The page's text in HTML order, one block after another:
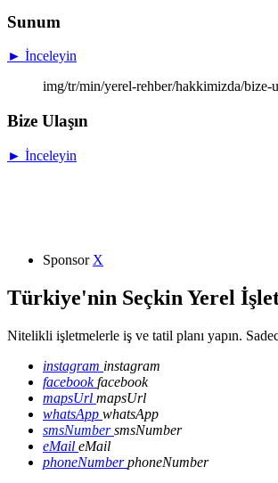
Sunum
► İnceleyin
img/tr/min/yerel-rehber/hakkimizda/bize-
Bize Ulaşın
► İnceleyin
Sponsor X
Türkiye'nin Seçkin Yerel
Nitelikli işletmelerle iş ve tatil planı yapın.
instagram instagram
facebookfacebook
mapsUrl mapsUrl
whatsApp whatsApp
smsNumbersmsNumber
eMail eMail
phoneNumberphoneNumber